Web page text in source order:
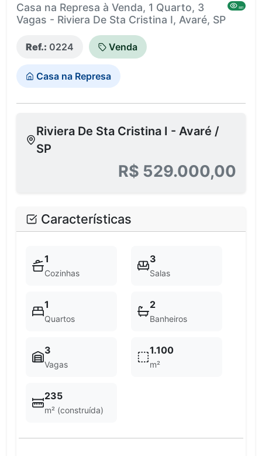
Casa na Represa à Venda, 1 Quarto, 3
Vagas - Riviera De Sta Cristina I, Avaré, SP
881
Ref.: 0224 Venda
Casa na Represa
Riviera De Sta Cristina I - Avaré /
SP
R$ 529.000,00
Características
1
Cozinhas
3
Salas
1
Quartos
2
Banheiros
3
Vagas
1.100
m²
235
m² (construída)